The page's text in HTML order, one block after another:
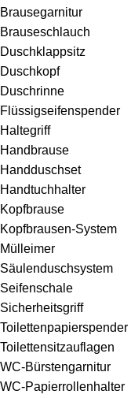
Brausegarnitur
Brauseschlauch
Duschklappsitz
Duschkopf
Duschrinne
Flüssigseifenspender
Haltegriff
Handbrause
Handduschset
Handtuchhalter
Kopfbrause
Kopfbrausen-System
Mülleimer
Säulenduschsystem
Seifenschale
Sicherheitsgriff
Toilettenpapierspender
Toilettensitzauflagen
WC-Bürstengarnitur
WC-Papierrollenhalter